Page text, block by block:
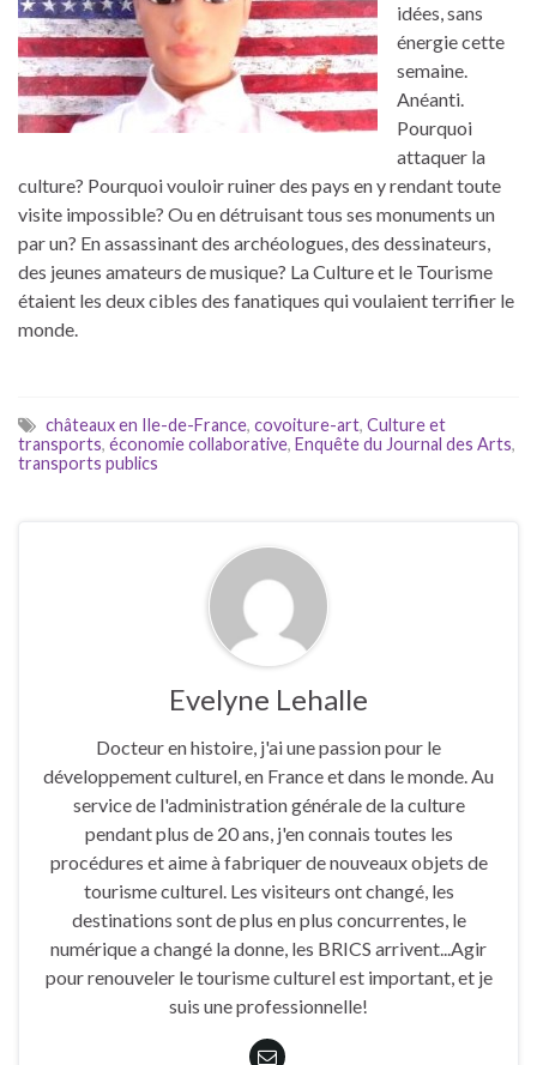
idées, sans
énergie cette
semaine.
Anéanti.
Pourquoi
attaquer la
culture? Pourquoi vouloir ruiner des pays en y rendant toute
visite impossible? Ou en détruisant tous ses monuments un
par un? En assassinant des archéologues, des dessinateurs,
des jeunes amateurs de musique? La Culture et le Tourisme
étaient les deux cibles des fanatiques qui voulaient terrifier le
monde.
châteaux en Ile-de-France, covoiture-art, Culture et
transports, économie collaborative, Enquête du Journal des Arts,
transports publics
Evelyne Lehalle
Docteur en histoire, j'ai une passion pour le
développement culturel, en France et dans le monde. Au
service de l'administration générale de la culture
pendant plus de 20 ans, j'en connais toutes les
procédures et aime à fabriquer de nouveaux objets de
tourisme culturel. Les visiteurs ont changé, les
destinations sont de plus en plus concurrentes, le
numérique a changé la donne, les BRICS arrivent...Agir
pour renouveler le tourisme culturel est important, et je
suis une professionnelle!